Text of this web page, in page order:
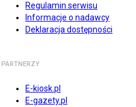
Regulamin serwisu
Informacje o nadawcy
Deklaracja dostępności
PARTNERZY
E-kiosk.pl
E-gazety.pl